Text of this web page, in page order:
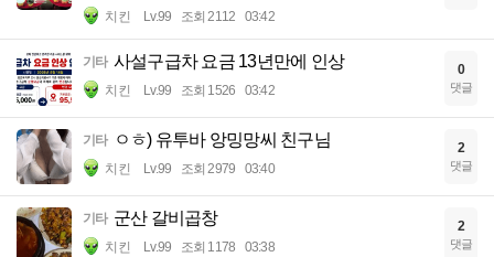
치킨 Lv.99 조회 2112 03:42
기타 사설구급차 요금 13년만에 인상
치킨 Lv.99 조회 1526 03:42
0
댓글
기타 ㅇㅎ) 유투바 앙밍망씨 친구님
치킨 Lv.99 조회 2979 03:40
2
댓글
기타 군산 갈비곱창
치킨 Lv.99 조회 1178 03:38
2
댓글